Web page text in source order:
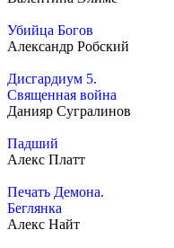
Убийца Богов
Александр Робский
Дисгардиум 5.
Священная война
Данияр Сугралинов
Падший
Алекс Платт
Печать Демона.
Беглянка
Алекс Найт